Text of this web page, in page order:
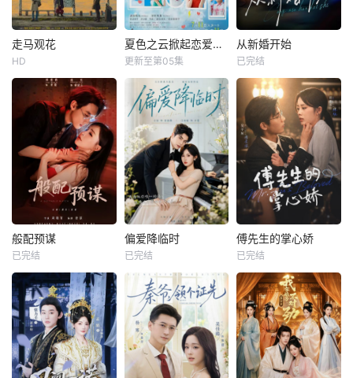
走马观花
HD
夏色之云掀起恋爱与风暴
更新至第05集
从新婚开始
已完结
般配预谋
已完结
偏爱降临时
已完结
傅先生的掌心娇
已完结